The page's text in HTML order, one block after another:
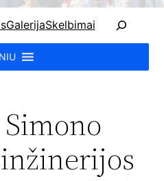
GalerijaSkelbimai
a
a